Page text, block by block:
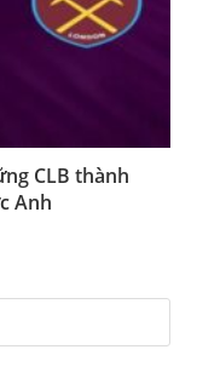
CLB thành
Anh